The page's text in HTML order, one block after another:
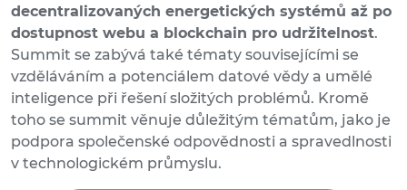
decentralizovaných energetických systémů až po
dostupnost webu a blockchain pro udržitelnost.
Summit se zabývá také tématy souvisejícími se
vzděláváním a potenciálem datové vědy a umělé
inteligence při řešení složitých problémů. Kromě
toho se summit věnuje důležitým tématům, jako je
podpora společenské odpovědnosti a spravedlnosti
v technologickém průmyslu.